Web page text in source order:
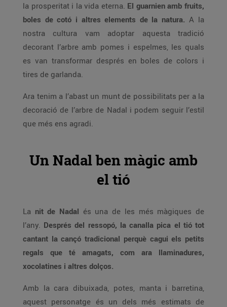
la prosperitat i la vida eterna. El guarnien amb fruits,
boles de cotó i altres elements de la natura. A la
nostra cultura vam adoptar aquesta tradició
decorant l’arbre amb pomes i espelmes, les quals
es van transformar després en boles de colors i
tires de garlanda.
Ara tenim a l’abast un munt de possibilitats per a la
decoració de l’arbre de Nadal i podem seguir l’estil
que més ens agradi.
Un Nadal ben màgic amb
el tió
La nit de Nadal és una de les més màgiques de
l’any. Després del ressopó, la canalla pica el tió tot
cantant la cançó tradicional perquè cagui els petits
regals que té amagats, com ara llaminadures,
xocolatines i altres dolços.
Amb la cara dibuixada, potes, manta i barretina,
aquest personatge és un dels més estimats de